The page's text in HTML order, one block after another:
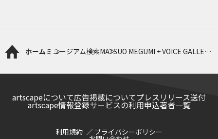
ホームミュージアム検索MATSUO MEGUMI + VOICE GALLERY
artscapeについて広告掲載についてプレスリリース送付
artscape情報登録サービスの利用申込著者一覧
利用規約 プライバシーポリシー